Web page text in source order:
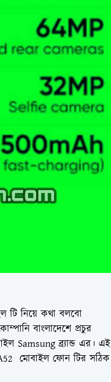
টি নিয়ে কথা বলবো
বাংলাদেশে প্রচুর
Samsung ব্র্যান্ড এর। এই
মোবাইল ফোন টির সঠিক